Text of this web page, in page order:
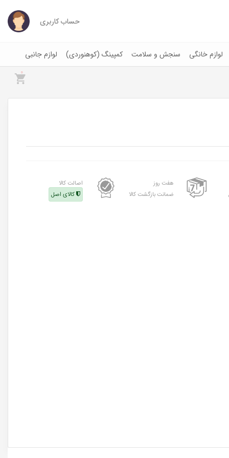
حساب کاربری
لوازم خانگی سنجش و سلامت کمپینگ (کوهنوردی) لوازم جانبی
0
هفت روز
ضمانت بازگشت کالا
اصالت کالا
کالای اصل